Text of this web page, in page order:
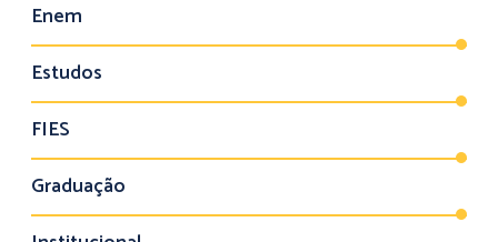
Enem
Estudos
FIES
Graduação